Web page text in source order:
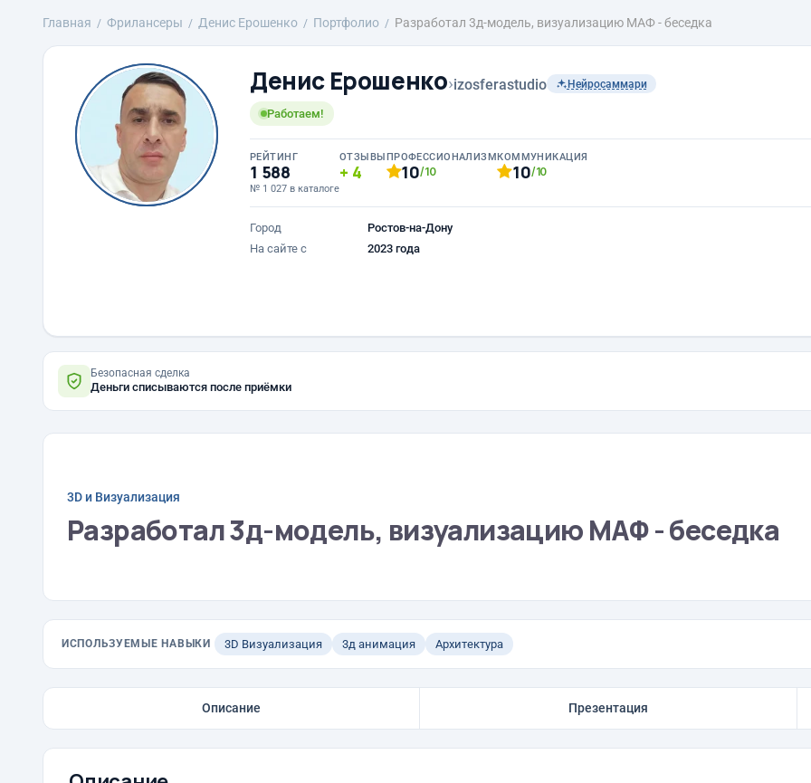
Главная Фрилансеры Денис Ерошенко Портфолио Разработал 3д-модель, визуализацию МАФ - беседка
Денис Ерошенко›izosferastudio Нейросаммари
Работаем!
РЕЙТИНГ
1 588
№ 1 027 в каталоге
ОТЗЫВЫ
4
ПРОФЕССИОНАЛИЗМ
10/10
КОММУНИКАЦИЯ
10/10
Город
Ростов-на-Дону
На сайте с
2023 года
Безопасная сделка
Деньги списываются после приёмки
3D и Визуализация
Разработал 3д-модель, визуализацию МАФ - беседка
ИСПОЛЬЗУЕМЫЕ НАВЫКИ 3D Визуализация 3д анимация Архитектура
Описание Презентация